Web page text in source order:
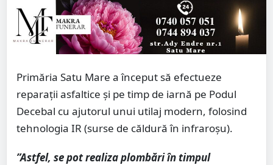
Primăria Satu Mare a început să efectueze
reparații asfaltice și pe timp de iarnă pe Podul
Decebal cu ajutorul unui utilaj modern, folosind
tehnologia IR (surse de căldură în infraroșu).
”Astfel, se pot realiza plombări în timpul